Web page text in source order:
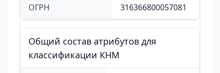
ОГРН 316366800057081
Общий состав атрибутов для
классификации КНМ